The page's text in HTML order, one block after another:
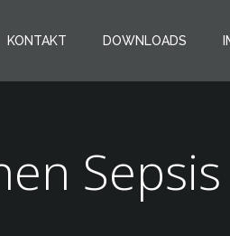
KONTAKT DOWNLOADS
Sepsis